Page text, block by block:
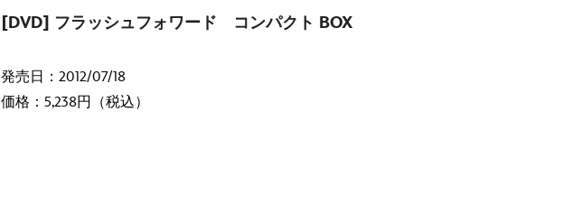
[DVD] フラッシュフォワード コンパクト BOX
発売日：2012/07/18
価格：5,238円（税込）